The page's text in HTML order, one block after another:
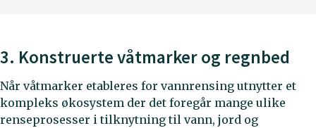
3. Konstruerte våtmarker og regnbed
Når våtmarker etableres for vannrensing utnytter et
kompleks økosystem der det foregår mange ulike
renseprosesser i tilknytning til vann, jord og